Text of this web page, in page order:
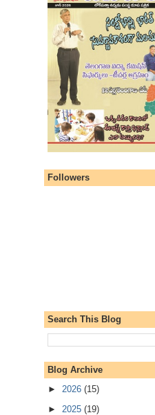
Followers
Search This Blog
Blog Archive
► 2026 (15)
► 2025 (19)